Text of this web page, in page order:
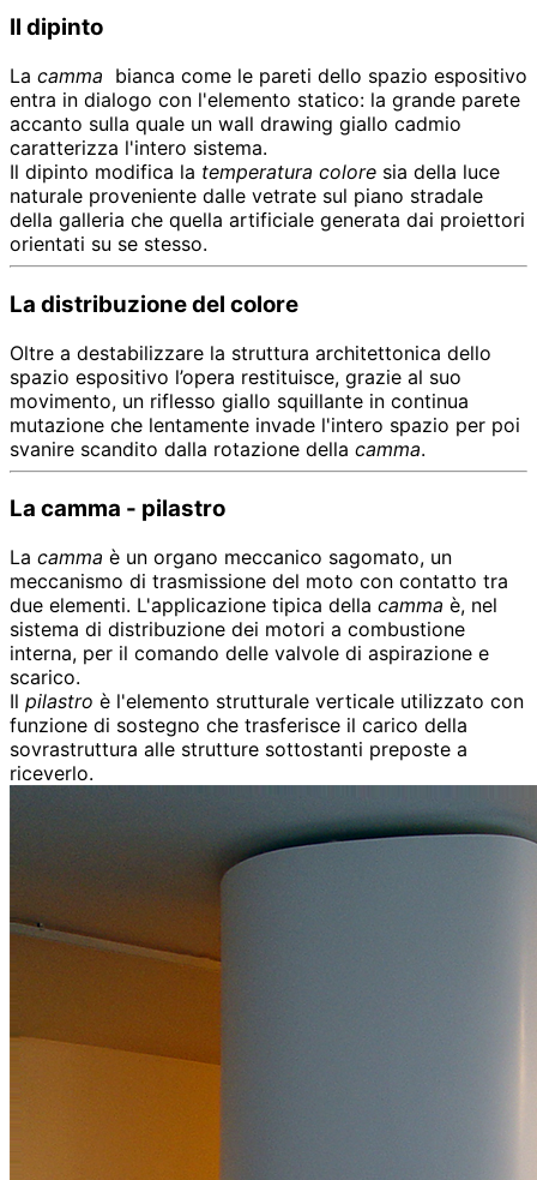
Il dipinto
La camma bianca come le pareti dello spazio espositivo
entra in dialogo con l'elemento statico: la grande parete
accanto sulla quale un wall drawing giallo cadmio
caratterizza l'intero sistema.
Il dipinto modifica la temperatura colore sia della luce
naturale proveniente dalle vetrate sul piano stradale
della galleria che quella artificiale generata dai proiettori
orientati su se stesso.
La distribuzione del colore
Oltre a destabilizzare la struttura architettonica dello
spazio espositivo l’opera restituisce, grazie al suo
movimento, un riflesso giallo squillante in continua
mutazione che lentamente invade l'intero spazio per poi
svanire scandito dalla rotazione della camma.
La camma - pilastro
La camma è un organo meccanico sagomato, un
meccanismo di trasmissione del moto con contatto tra
due elementi​​​​​. L'applicazione tipica della camma è, nel
sistema di distribuzione dei motori a combustione
interna, per il comando delle valvole di aspirazione e
scarico.
Il pilastro è l'elemento strutturale verticale utilizzato con
funzione di sostegno che trasferisce il carico della
sovrastruttura alle strutture sottostanti preposte a
riceverlo.